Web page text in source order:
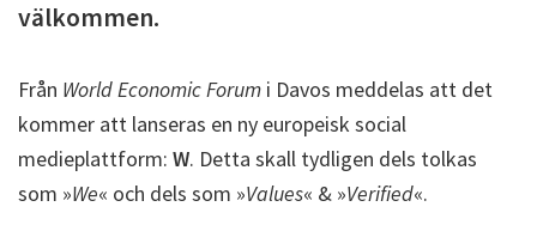
välkommen.
Från World Economic Forum i Davos meddelas att det
kommer att lanseras en ny europeisk social
medieplattform: W. Detta skall tydligen dels tolkas
som »We« och dels som »Values« & »Verified«.